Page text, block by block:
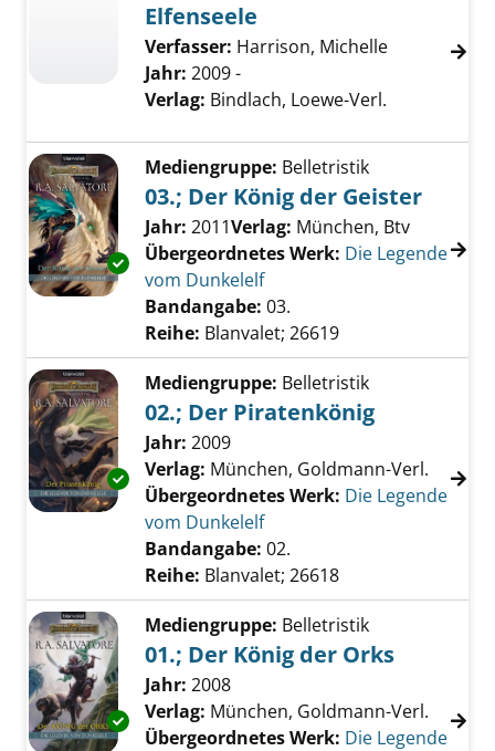
Elfenseele
Verfasser: Harrison, Michelle
Jahr: 2009 -
Verlag: Bindlach, Loewe-Verl.
Exemplar-Details von 03.; Der König der
Mediengruppe: Belletristik
03.; Der König der Geister
Suche nach diesem Verfasser
Jahr: 2011Verlag: München, Btv
Übergeordnetes Werk: Die Legende
vom Dunkelelf
Bandangabe: 03.
Reihe: Blanvalet; 26619
Exemplar-Details von 02.; Der Piratenkönig
Mediengruppe: Belletristik
02.; Der Piratenkönig
Suche nach diesem Verfasser
Jahr: 2009
Verlag: München, Goldmann-Verl.
Übergeordnetes Werk: Die Legende
vom Dunkelelf
Bandangabe: 02.
Reihe: Blanvalet; 26618
Exemplar-Details von 01.; Der König der
Mediengruppe: Belletristik
01.; Der König der Orks
Suche nach diesem Verfasser
Jahr: 2008
Verlag: München, Goldmann-Verl.
Übergeordnetes Werk: Die Legende